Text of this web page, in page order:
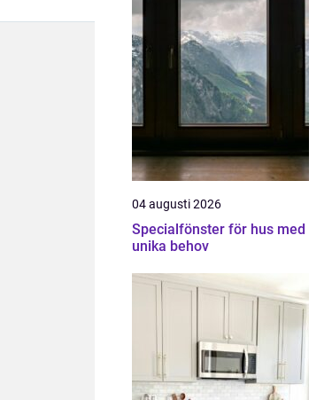
04 augusti 2026
Specialfönster för hus med
unika behov